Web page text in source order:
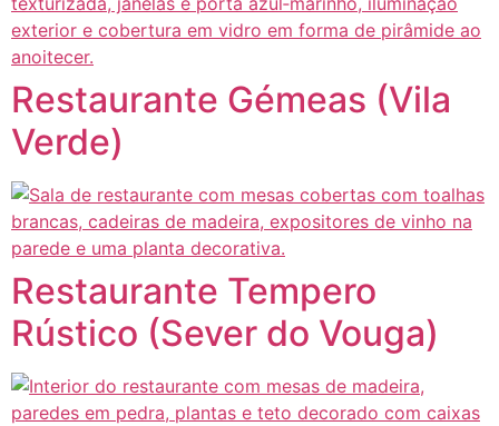
Restaurante Gémeas (Vila
Verde)
Restaurante Tempero
Rústico (Sever do Vouga)